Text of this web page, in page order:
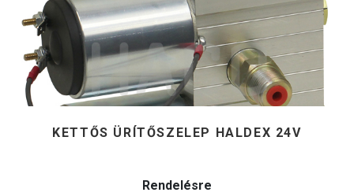
KETTŐS ÜRÍTŐSZELEP HALDEX 24V
Rendelésre